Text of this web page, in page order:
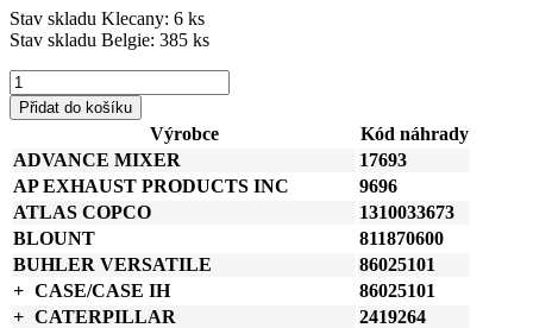
Stav skladu Klecany: 6 ks
Stav skladu Belgie: 385 ks
X007784
Donaldson
Těsnicí
4
palců
102
mm
nerezová
červená
množství
Přidat do košíku
Výrobce
Kód náhrady
ADVANCE MIXER
17693
AP EXHAUST PRODUCTS INC
9696
ATLAS COPCO
1310033673
BLOUNT
811870600
BUHLER VERSATILE
86025101
CASE/CASE IH
86025101
CATERPILLAR
2419264